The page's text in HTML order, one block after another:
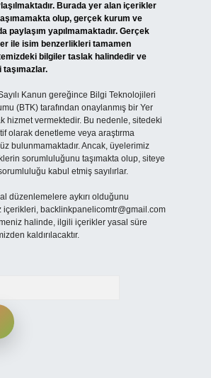
Burada yer alan içerikler
olup, gerçek kurum ve
paylaşım yapılmamaktadır. Gerçek
ile isim benzerlikleri tamamen
bilgiler taslak halindedir ve
Kanun gereğince Bilgi Teknolojileri
(BTK) tarafından onaylanmış bir Yer
hizmet vermektedir. Bu nedenle, sitedeki
olarak denetleme veya araştırma
bulunmamaktadır. Ancak, üyelerimiz
sorumluluğunu taşımakta olup, siteye
kabul etmiş sayılırlar.
düzenlemelere aykırı olduğunu
içerikleri, backlinkpanelicomtr@gmail.com
halinde, ilgili içerikler yasal süre
kaldırılacaktır.